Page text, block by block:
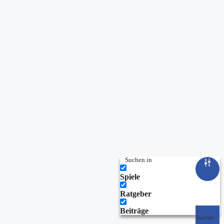
Suchen
Suchen in
Spiele
Ratgeber
Beiträge